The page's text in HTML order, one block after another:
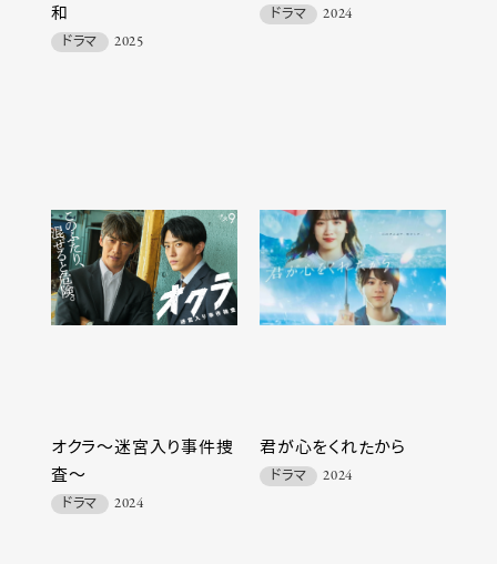
和
ドラマ 2025
ドラマ 2024
オクラ～迷宮入り事件捜
査～
ドラマ 2024
君が心をくれたから
ドラマ 2024